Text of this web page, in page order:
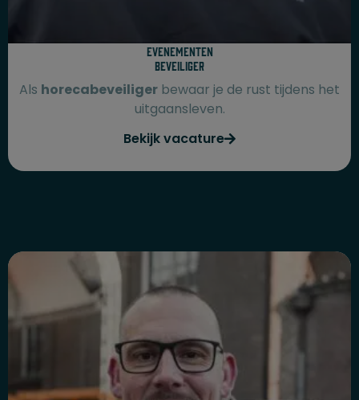
Evenementen
beveiliger
Als horecabeveiliger bewaar je de rust tijdens het
uitgaansleven.
Bekijk vacature